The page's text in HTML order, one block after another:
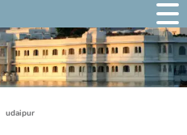
udaipur